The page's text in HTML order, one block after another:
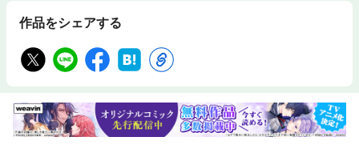
作品をシェアする